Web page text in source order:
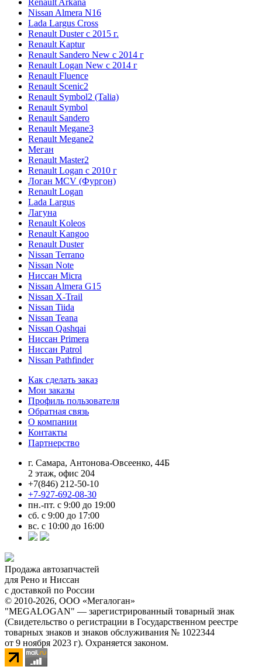
Renault Arkana
Nissan Almera N16
Lada Largus Cross
Renault Duster с 2015 г.
Renault Kaptur
Renault Sandero New с 2014 г
Renault Logan New с 2014 г
Renault Fluence
Renault Scenic2
Renault Symbol2 (Talia)
Renault Symbol
Renault Sandero
Renault Megane3
Renault Megane2
Меган
Renault Master2
Renault Logan c 2010 г
Логан МСV (Фургон)
Renault Logan
Lada Largus
Лагуна
Renault Koleos
Renault Kangoo
Renault Duster
Nissan Terrano
Nissan Note
Ниссан Micra
Nissan Almera G15
Nissan X-Trail
Nissan Tiida
Nissan Teana
Nissan Qashqai
Ниссан Primera
Ниссан Patrol
Nissan Pathfinder
Как сделать заказ
Мои заказы
Профиль пользователя
Обратная связь
О компании
Контакты
Партнерство
г. Самара, Антонова-Овсеенко, 44Б
2 этаж, офис 204
+7(846) 212-50-10
+7-927-692-08-30
пн.-пт. с 9:00 до 19:00
сб. с 9:00 до 17:00
вс. с 10:00 до 16:00
Продажа автозапчастей
для Рено и Ниссан
с доставкой по России
© 2010-2026, ООО «Мегалоган»
"MEGALOGAN" — зарегистрированный товарный знак
(Свидетельство о регистрации в Государственном реестре
товарных знаков и знаков обслуживания № 1022344
от 9 ноября 2023 г). Охраняется законом.